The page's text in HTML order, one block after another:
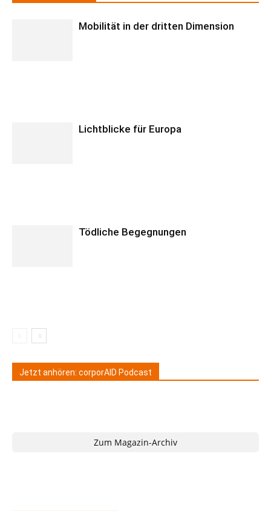
Mobilität in der dritten Dimension
Lichtblicke für Europa
Tödliche Begegnungen
Jetzt anhören: corporAID Podcast
Zum Magazin-Archiv